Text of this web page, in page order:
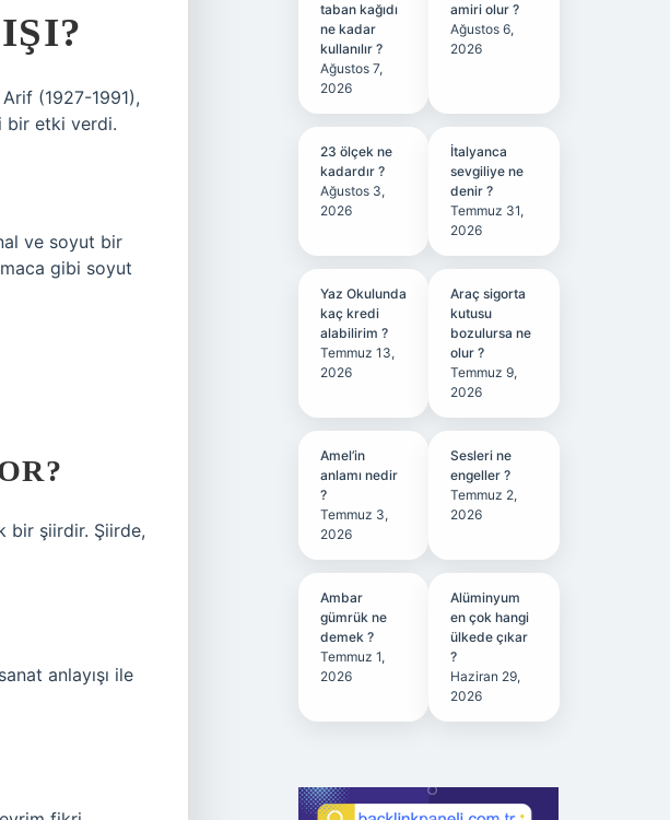
(1927-1991),
bir etki verdi.
ve soyut bir
gibi soyut
bir şiirdir. Şiirde,
anlayışı ile
taban kağıdı
ne kadar
kullanılır ?
Ağustos 7,
2026
amiri olur ?
Ağustos 6,
2026
23 ölçek ne
kadardır ?
Ağustos 3,
2026
İtalyanca
sevgiliye ne
denir ?
Temmuz 31,
2026
Yaz Okulunda
kaç kredi
alabilirim ?
Temmuz 13,
2026
Araç sigorta
kutusu
bozulursa ne
olur ?
Temmuz 9,
2026
Amel’in
anlamı nedir
?
Temmuz 3,
2026
Sesleri ne
engeller ?
Temmuz 2,
2026
Ambar
gümrük ne
demek ?
Temmuz 1,
2026
Alüminyum
en çok hangi
ülkede çıkar
?
Haziran 29,
2026